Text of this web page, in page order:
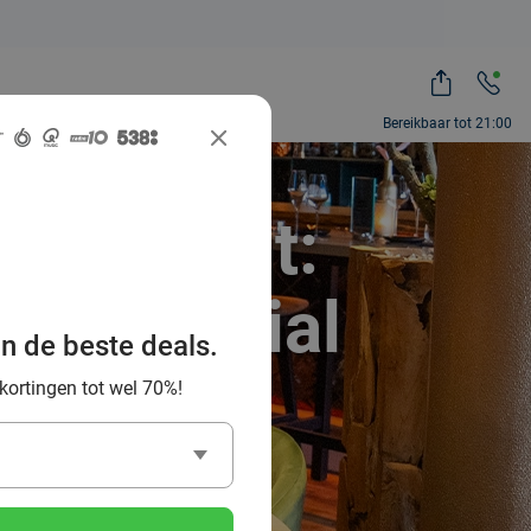
Bereikbaar tot 21:00
in Gent:
Social
de beste deals.
tot wel 70%!